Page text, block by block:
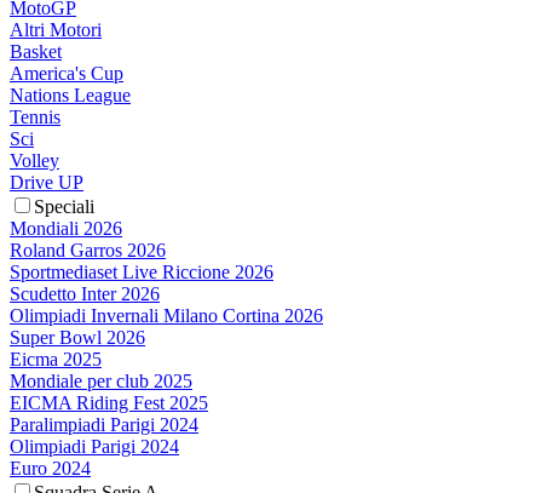
MotoGP
Altri Motori
Basket
America's Cup
Nations League
Tennis
Sci
Volley
Drive UP
Speciali
Mondiali 2026
Roland Garros 2026
Sportmediaset Live Riccione 2026
Scudetto Inter 2026
Olimpiadi Invernali Milano Cortina 2026
Super Bowl 2026
Eicma 2025
Mondiale per club 2025
EICMA Riding Fest 2025
Paralimpiadi Parigi 2024
Olimpiadi Parigi 2024
Euro 2024